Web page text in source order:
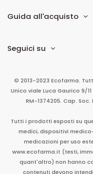
Guida all'acquisto
Seguici su
© 2013-2023 Ecofarma.
Unico viale Luca Gaurico 9/11
RM-1374205. Cap.
Tutti i prodotti esposti su
medici, dispositivi
medicazioni per uso
www.ecofarma.it (testi,
quant'altro) non hanno
contenuti devono